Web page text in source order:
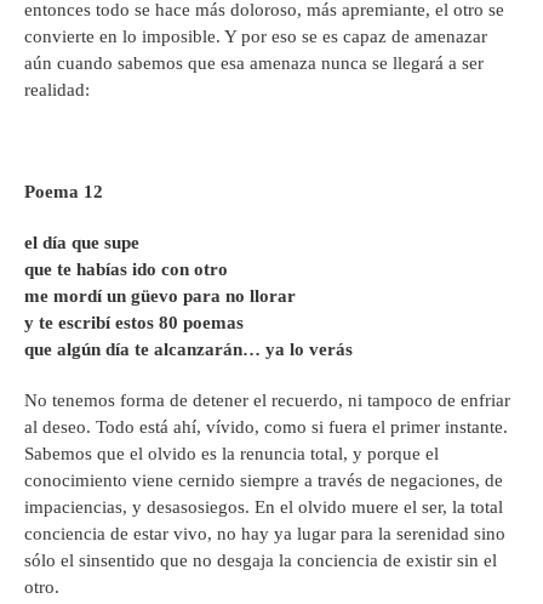
entonces todo se hace más doloroso, más apremiante, el otro se
convierte en lo imposible. Y por eso se es capaz de amenazar
aún cuando sabemos que esa amenaza nunca se llegará a ser
realidad:
Poema 12
el día que supe
que te habías ido con otro
me mordí un güevo para no llorar
y te escribí estos 80 poemas
que algún día te alcanzarán… ya lo verás
No tenemos forma de detener el recuerdo, ni tampoco de enfriar
al deseo. Todo está ahí, vívido, como si fuera el primer instante.
Sabemos que el olvido es la renuncia total, y porque el
conocimiento viene cernido siempre a través de negaciones, de
impaciencias, y desasosiegos. En el olvido muere el ser, la total
conciencia de estar vivo, no hay ya lugar para la serenidad sino
sólo el sinsentido que no desgaja la conciencia de existir sin el
otro.